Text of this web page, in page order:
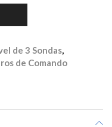
de 3 Sondas,
de Comando